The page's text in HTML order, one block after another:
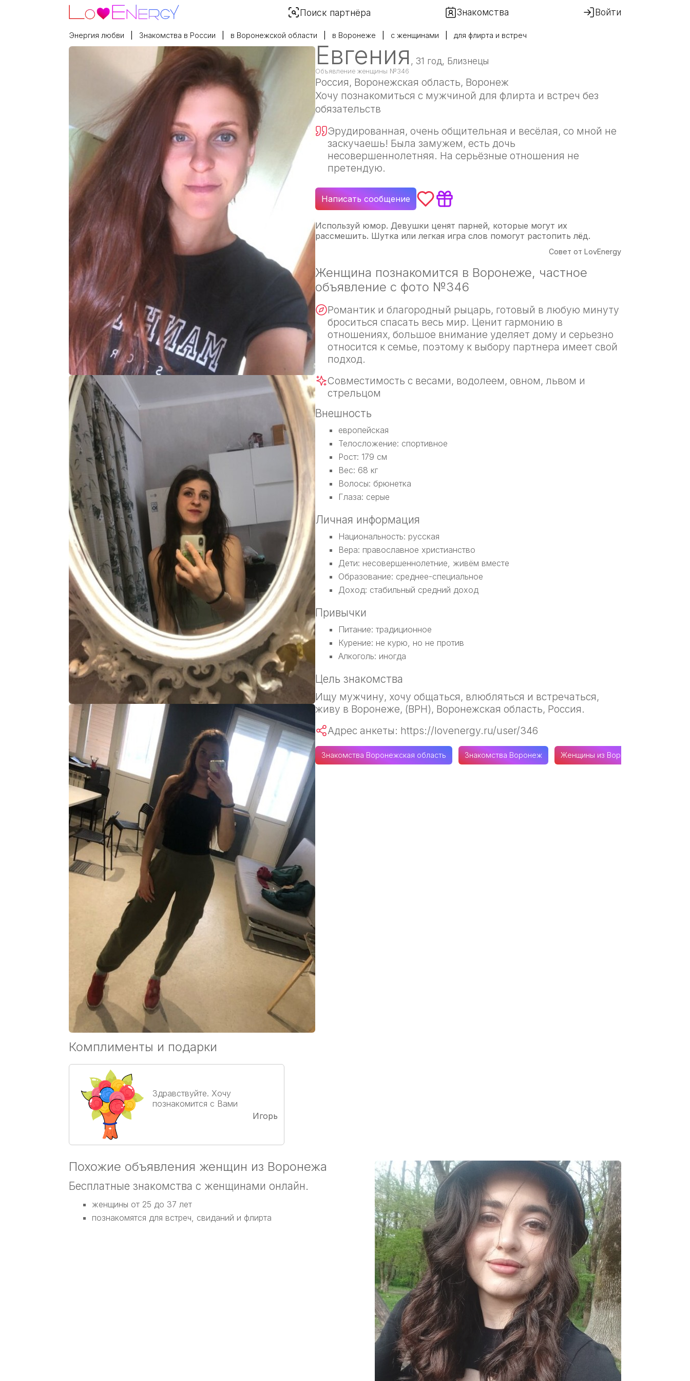
Поиск партнёра Знакомства Войти
Энергия любви Знакомства в России в Воронежской области в Воронеже с женщинами для флирта и встреч
Евгения , 31 год, Близнецы
Объявление женщины №346
Россия, Воронежская область, Воронеж
Хочу познакомиться с мужчиной для флирта и встреч без
обязательств
Эрудированная, очень общительная и весёлая, со мной не
заскучаешь! Была замужем, есть дочь
несовершеннолетняя. На серьёзные отношения не
претендую.
Написать сообщение
Используй юмор. Девушки ценят парней, которые могут их
рассмешить. Шутка или легкая игра слов помогут растопить лёд.
Совет от LovEnergy
Женщина познакомится в Воронеже, частное
объявление с фото №346
Романтик и благородный рыцарь, готовый в любую минуту
броситься спасать весь мир. Ценит гармонию в
отношениях, большое внимание уделяет дому и серьезно
относится к семье, поэтому к выбору партнера имеет свой
подход.
Совместимость с весами, водолеем, овном, львом и
стрельцом
Внешность
европейская
Телосложение: спортивное
Рост: 179 см
Вес: 68 кг
Волосы: брюнетка
Глаза: серые
Личная информация
Национальность: русская
Вера: православное христианство
Дети: несовершеннолетние, живём вместе
Образование: среднее-специальное
Доход: стабильный средний доход
Привычки
Питание: традиционное
Курение: не курю, но не против
Алкоголь: иногда
Цель знакомства
Ищу мужчину, хочу общаться, влюбляться и встречаться,
живу в Воронеже, (ВРН), Воронежская область, Россия.
Адрес анкеты: https://lovenergy.ru/user/346
Знакомства Воронежская область Знакомства Воронеж Женщины из Воронежской области
Комплименты и подарки
Здравствуйте. Хочу
познакомится с Вами
Игорь
Похожие объявления женщин из Воронежа
Бесплатные знакомства с женщинами онлайн.
женщины от 25 до 37 лет
познакомятся для встреч, свиданий и флирта